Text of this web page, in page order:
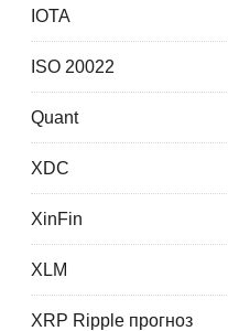
IOTA
ISO 20022
Quant
XDC
XinFin
XLM
XRP Ripple прогноз